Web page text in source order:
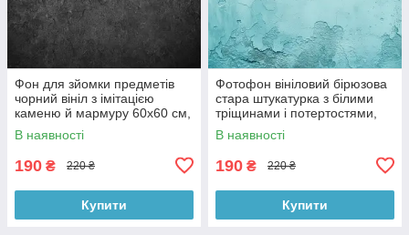
Фон для зйомки предметів
чорний вініл з імітацією
каменю й мармуру 60x60 см,
№550006
В наявності
190 ₴ 220 ₴
Купити
Фотофон вініловий бірюзова
стара штукатурка з білими
тріщинами і потертостями,
квадратний фон, 60x60 см,
№551027
В наявності
190 ₴ 220 ₴
Купити